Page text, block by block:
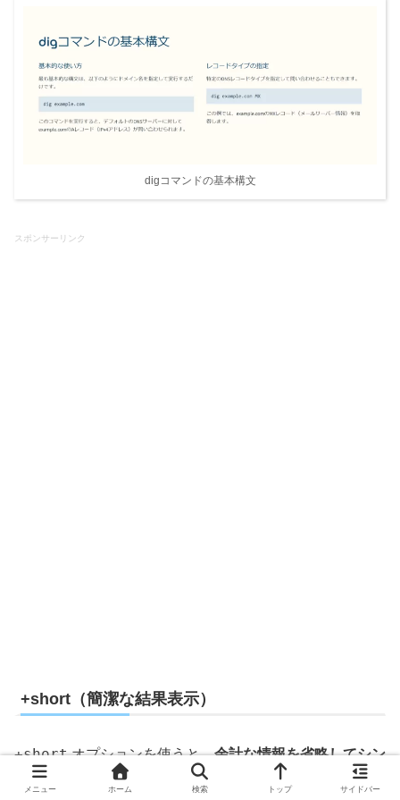
digコマンドの基本構文
スポンサーリンク
+short（簡潔な結果表示）
+shortオプションを使うと、余計な情報を省略してシン
プルな結果を表示 できます。
メニュー ホーム 検索 トップ サイドバー